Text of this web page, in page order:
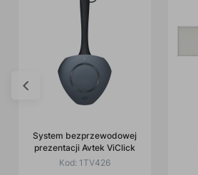
System bezprzewodowej
prezentacji Avtek ViClick
Kod: 1TV426